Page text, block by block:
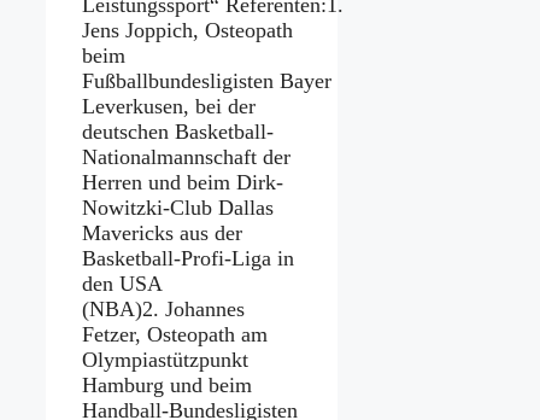
Jens Joppich, Osteopath
beim
Fußballbundesligisten Bayer
Leverkusen, bei der
deutschen Basketball-
Nationalmannschaft der
Herren und beim Dirk-
Nowitzki-Club Dallas
Mavericks aus der
Basketball-Profi-Liga in
den USA
(NBA)2. Johannes
Fetzer, Osteopath am
Olympiastützpunkt
Hamburg und beim
Handball-Bundesligisten